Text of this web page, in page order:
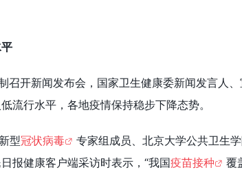
召开新闻发布会，国家卫生健康委新闻发言人
流行水平，各地疫情保持稳步下降态势。
型冠状病毒 专家组成员、北京大学公共卫生
报健康客户端采访时表示，“我国疫苗接种
覆